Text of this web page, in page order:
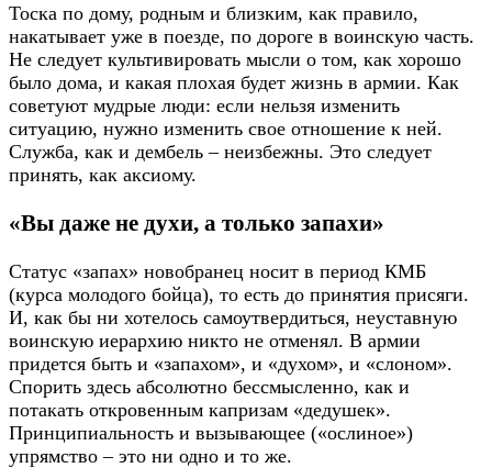
Тоска по дому, родным и близким, как правило,
накатывает уже в поезде, по дороге в воинскую часть.
Не следует культивировать мысли о том, как хорошо
было дома, и какая плохая будет жизнь в армии. Как
советуют мудрые люди: если нельзя изменить
ситуацию, нужно изменить свое отношение к ней.
Служба, как и дембель – неизбежны. Это следует
принять, как аксиому.
«Вы даже не духи, а только запахи»
Статус «запах» новобранец носит в период КМБ
(курса молодого бойца), то есть до принятия присяги.
И, как бы ни хотелось самоутвердиться, неуставную
воинскую иерархию никто не отменял. В армии
придется быть и «запахом», и «духом», и «слоном».
Спорить здесь абсолютно бессмысленно, как и
потакать откровенным капризам «дедушек».
Принципиальность и вызывающее («ослиное»)
упрямство – это ни одно и то же.